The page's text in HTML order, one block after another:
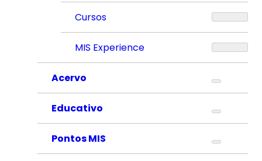
Cursos
MIS Experience
Acervo
Educativo
Pontos MIS